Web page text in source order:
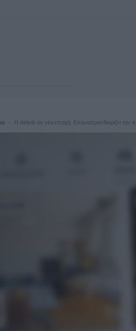
Η Airbnb σε νέα εποχή: Επαναπροσδιορίζει την